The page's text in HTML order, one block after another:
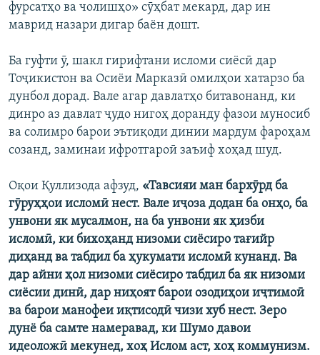
фурсатҳо ва чолишҳо» сӯҳбат мекард, дар ин
маврид назари дигар баён дошт.
Ба гуфти ӯ, шакл гирифтани исломи сиёсӣ дар
Тоҷикистон ва Осиёи Марказӣ омилҳои хатарзо ба
дунбол дорад. Вале агар давлатҳо битавонанд, ки
динро аз давлат ҷудо нигоҳ доранду фазои муносиб
ва солимро барои эътиқоди динии мардум фароҳам
созанд, заминаи ифротгароӣ заъиф хоҳад шуд.
Оқои Қуллизода афзуд, «Тавсияи ман бархӯрд ба
гӯруҳҳои исломӣ нест. Вале иҷоза додан ба онҳо, ба
унвони як мусалмон, на ба унвони як ҳизби
исломӣ, ки бихоҳанд низоми сиёсиро тағийр
диҳанд ва табдил ба ҳукумати исломӣ кунанд. Ва
дар айни ҳол низоми сиёсиро табдил ба як низоми
сиёсии динӣ, дар ниҳоят барои озодиҳои иҷтимоӣ
ва барои манофеи иқтисодӣ чизи хуб нест. Зеро
дунё ба самте намеравад, ки Шумо давои
идеоложӣ мекунед, хоҳ Ислом аст, хоҳ коммунизм.